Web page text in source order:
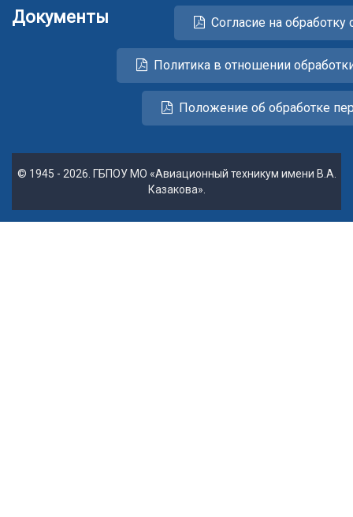
Документы Согласие на
Политика в отношении
Положение об обработке
© 1945 - 2026. ГБПОУ МО «Авиационный техникум имени В.А.
Казакова».